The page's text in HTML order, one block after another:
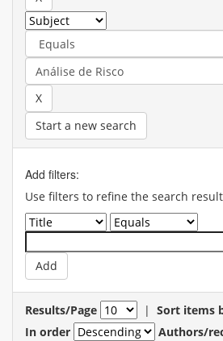
Start a new search
Add filters:
Use filters to refine the search
Results/Page | Sort items
In order
Authors/